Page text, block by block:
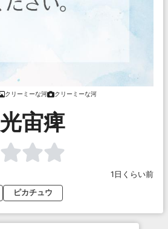
クリーミーな河 クリーミーな河
光宙痺
1日くらい前
ピカチュウ